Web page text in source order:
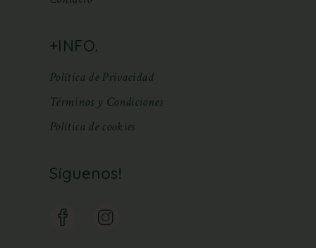
+INFO.
Política de Privacidad
Términos y Condiciones
Política de cookies
Síguenos!